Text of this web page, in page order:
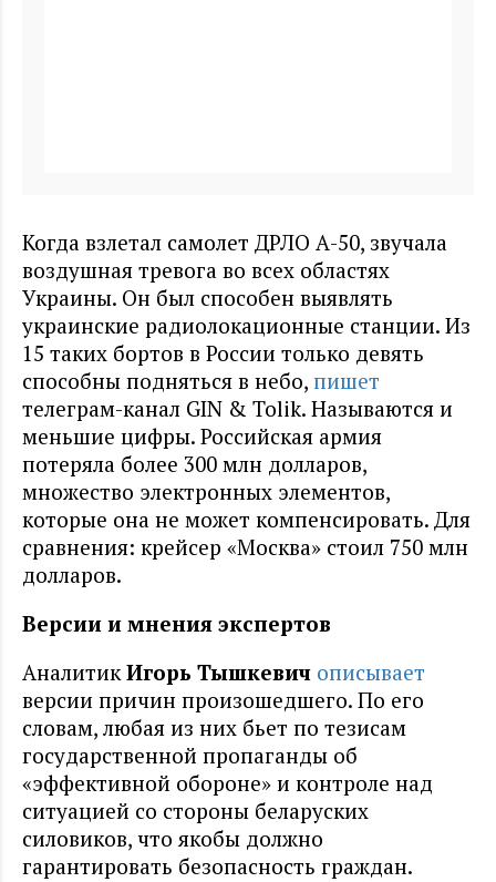
Когда взлетал самолет ДРЛО А-50, звучала
воздушная тревога во всех областях
Украины. Он был способен выявлять
украинские радиолокационные станции. Из
15 таких бортов в России только девять
способны подняться в небо, пишет
телеграм-канал GIN & Tolik. Называются и
меньшие цифры. Российская армия
потеряла более 300 млн долларов,
множество электронных элементов,
которые она не может компенсировать. Для
сравнения: крейсер «Москва» стоил 750 млн
долларов.
Версии и мнения экспертов
АналитикИгорь Тышкевич описывает
версии причин произошедшего. По его
словам, любая из них бьет по тезисам
государственной пропаганды об
«эффективной обороне» и контроле над
ситуацией со стороны беларуских
силовиков, что якобы должно
гарантировать безопасность граждан.